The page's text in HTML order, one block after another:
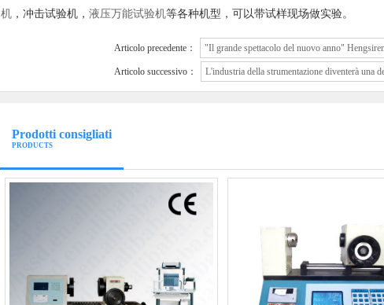
机 ，冲击试验机， 液压万能试验机等各种机型，可以带试样现场做实验。
Articolo precedente： "Il grande spettacolo del nuovo anno"
Articolo successivo： L'industria della strumentazione diventerà una
Prodotti consigliati
PRODUCTS